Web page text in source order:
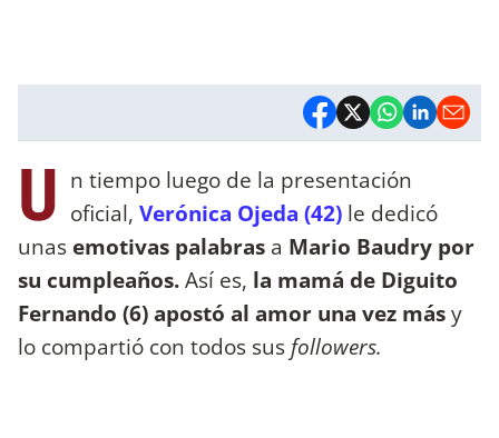
U n tiempo luego de la presentación
oficial, Verónica Ojeda (42) le dedicó
unas emotivas palabras a Mario Baudry por
su cumpleaños.Así es, la mamá de Diguito
Fernando (6) apostó al amor una vez másy
lo compartió con todos sus followers.